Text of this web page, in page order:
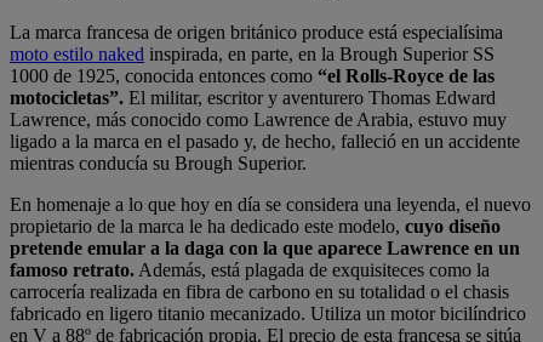
La marca francesa de origen británico produce está especialísima
moto estilo naked inspirada, en parte, en la Brough Superior SS
1000 de 1925, conocida entonces como “el Rolls-Royce de las
motocicletas”. El militar, escritor y aventurero Thomas Edward
Lawrence, más conocido como Lawrence de Arabia, estuvo muy
ligado a la marca en el pasado y, de hecho, falleció en un accidente
mientras conducía su Brough Superior.
En homenaje a lo que hoy en día se considera una leyenda, el nuevo
propietario de la marca le ha dedicado este modelo, cuyo diseño
pretende emular a la daga con la que aparece Lawrence en un
famoso retrato. Además, está plagada de exquisiteces como la
carrocería realizada en fibra de carbono en su totalidad o el chasis
fabricado en ligero titanio mecanizado. Utiliza un motor bicilíndrico
en V a 88º de fabricación propia. El precio de esta francesa se sitúa